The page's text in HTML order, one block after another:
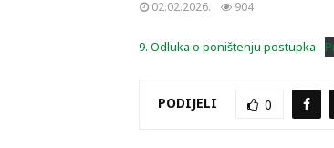
02.02.2026. 904
9. Odluka o poništenju postupka
PODIJELI 0